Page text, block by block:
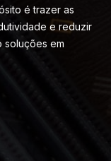
é trazer as
e reduzir
soluções em